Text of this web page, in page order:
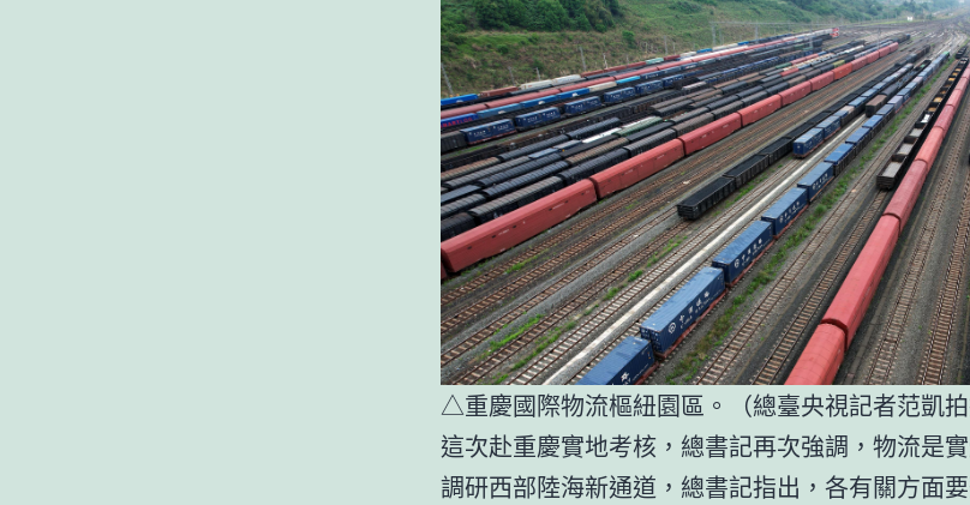
△重慶國際物流樞紐園區。（總臺央視記者范凱
這次赴重慶實地考核，總書記再次強調，物流是實
調研西部陸海新通道，總書記指出，各有關方面